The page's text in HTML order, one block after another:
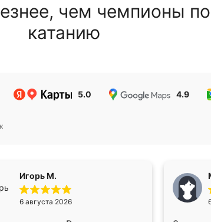
чем чемпионы
катанию
5.0 4.9
Игорь М.
6 августа 2026